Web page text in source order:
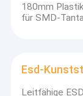
180mm
für SMD-
Esd-
Leitfähige